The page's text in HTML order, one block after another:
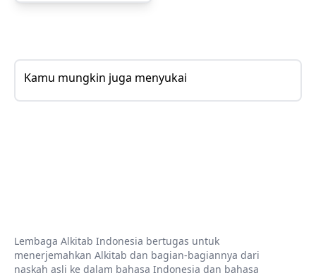
Kamu mungkin juga menyukai
Lembaga Alkitab Indonesia bertugas untuk
menerjemahkan Alkitab dan bagian-bagiannya dari
naskah asli ke dalam bahasa Indonesia dan bahasa